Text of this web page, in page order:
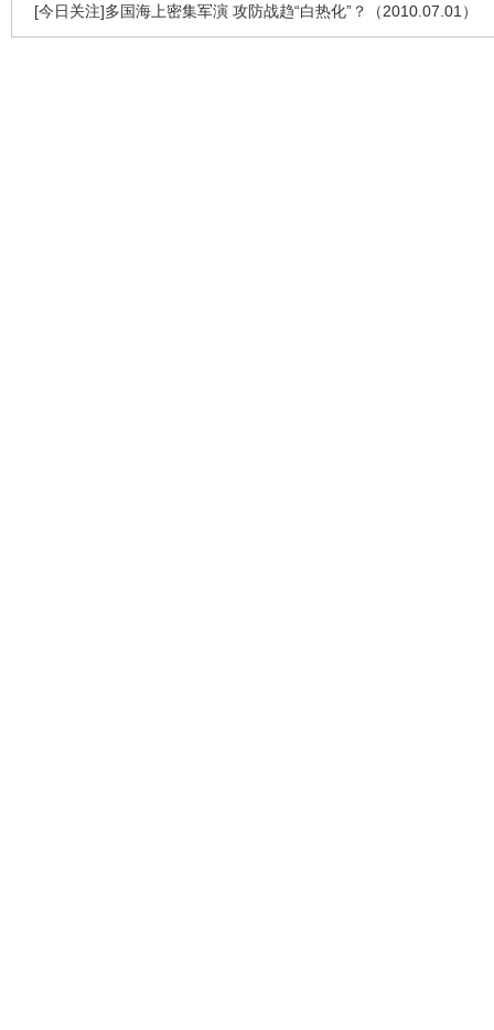
[今日关注]多国海上密集军演 攻防战趋“白热化”？（2010.07.01）